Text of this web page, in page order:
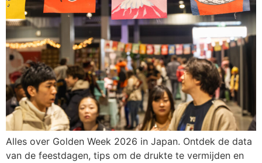
Alles over Golden Week 2026 in Japan. Ontdek de data
van de feestdagen, tips om de drukte te vermijden en